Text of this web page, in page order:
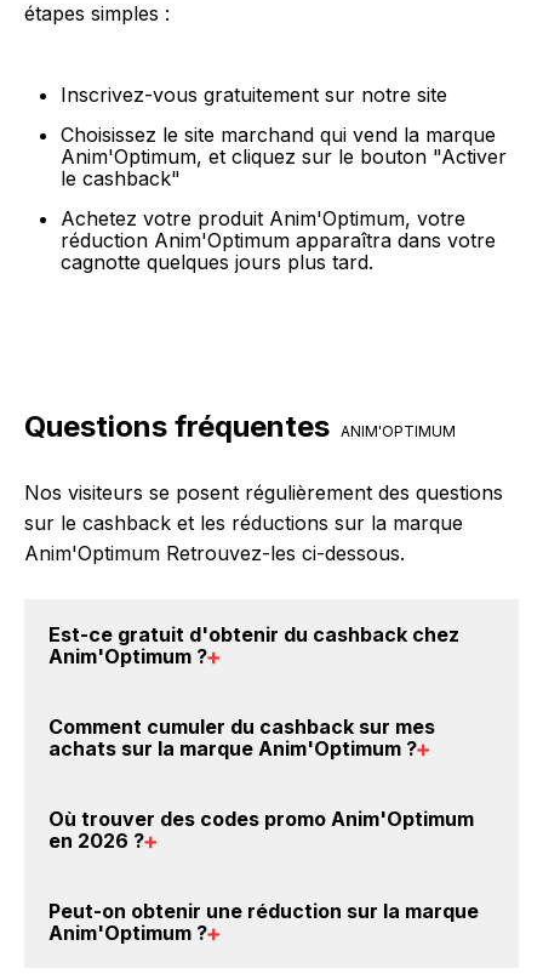
étapes simples :
Inscrivez-vous gratuitement sur notre site
Choisissez le site marchand qui vend la marque
Anim'Optimum, et cliquez sur le bouton "Activer
le cashback"
Achetez votre produit Anim'Optimum, votre
réduction Anim'Optimum apparaîtra dans votre
cagnotte quelques jours plus tard.
Questions fréquentes ANIM'OPTIMUM
Nos visiteurs se posent régulièrement des questions
sur le cashback et les réductions sur la marque
Anim'Optimum Retrouvez-les ci-dessous.
Est-ce gratuit d'obtenir du cashback chez
Anim'Optimum ?
compte gratuitement pour cumuler vos réductions
cashback sur vos achats sur la marque
cashback chez Anim'Optimum.
Comment cumuler du cashback sur mes
achats sur la marque Anim'Optimum ?
Anim'Optimum : Créez votre compte sur
apparaître le cashback dans votre cagnotte au plus
tard 48h après votre achat sur le site Anim'Optimum.
Où trouver des codes promo Anim'Optimum
en 2026 ?
promo sur les produits Anim'Optimum. Choisissez un
site e-commerce ci-dessus et découvrez si des
Peut-on obtenir une réduction sur la marque
Anim'Optimum ?